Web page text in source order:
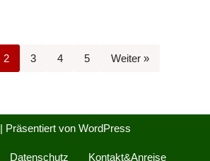
2 3 4 5 Weiter »
| Präsentiert von WordPress
Datenschutz Kontakt&Anreise